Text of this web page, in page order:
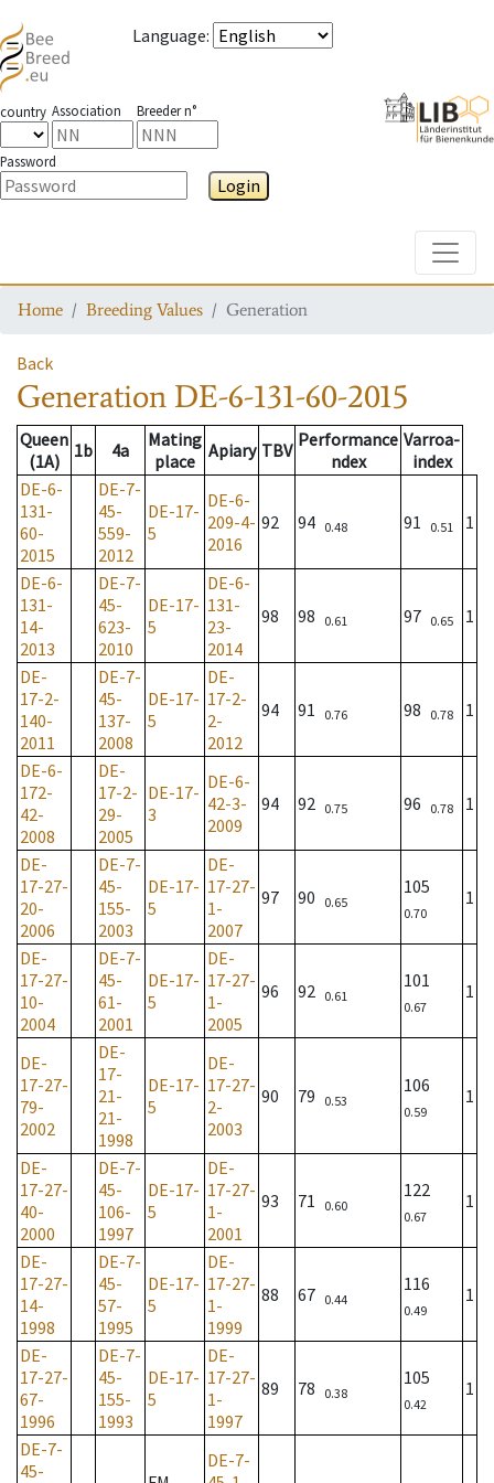
Language:
country Association Breeder n°
Password
Login
Home Breeding Values Generation
Back
Generation DE-6-131-60-2015
Queen
(1A)
1b 4a
Mating
place Apiary TBV Performance
ndex
Varroa-
index
DE-6-
131-
60-
2015
DE-7-
45-
559-
2012
DE-17-
5
DE-6-
209-4-
2016
92 94 0.48 91 0.51 1
DE-6-
131-
14-
2013
DE-7-
45-
623-
2010
DE-17-
5
DE-6-
131-
23-
2014
98 98 0.61 97 0.65 1
DE-
17-2-
140-
2011
DE-7-
45-
137-
2008
DE-17-
5
DE-
17-2-
2-
2012
94 91 0.76 98 0.78 1
DE-6-
172-
42-
2008
DE-
17-2-
29-
2005
DE-17-
3
DE-6-
42-3-
2009
94 92 0.75 96 0.78 1
DE-
17-27-
20-
2006
DE-7-
45-
155-
2003
DE-17-
5
DE-
17-27-
1-
2007
97 90 0.65
105
0.70
1
DE-
17-27-
10-
2004
DE-7-
45-
61-
2001
DE-17-
5
DE-
17-27-
1-
2005
96 92 0.61
101
0.67
1
DE-
17-27-
79-
2002
DE-
17-
21-
21-
1998
DE-17-
5
DE-
17-27-
2-
2003
90 79 0.53
106
0.59
1
DE-
17-27-
40-
2000
DE-7-
45-
106-
1997
DE-17-
5
DE-
17-27-
1-
2001
93 71 0.60
122
0.67
1
DE-
17-27-
14-
1998
DE-7-
45-
57-
1995
DE-17-
5
DE-
17-27-
1-
1999
88 67 0.44
116
0.49
1
DE-
17-27-
67-
1996
DE-7-
45-
155-
1993
DE-17-
5
DE-
17-27-
1-
1997
89 78 0.38
105
0.42
1
DE-7-
45-
DE-7-